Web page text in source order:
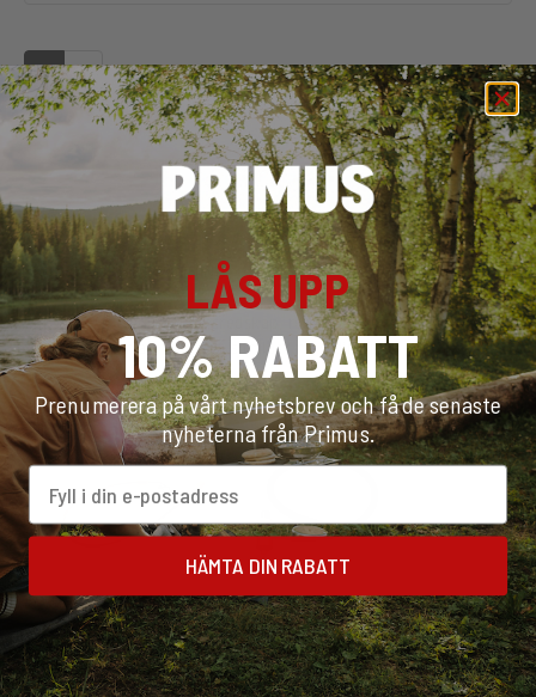
1
2
VILKEN ADAPTER BEHÖVER JAG?
ERIK FÖRKLARAR HUR MAN MONTERAR ADAPTERN
Spela upp video
SLUTFÖR DIN INSTÄLLNING
Upptäck ett urval av köksredskap, redskap och tillbehör
utformade för att fungera sömlöst med din spis
LÅS UPP
10% RABATT
Prenumerera på vårt nyhetsbrev och få de senaste
nyheterna från Primus.
Email
HÄMTA DIN RABATT